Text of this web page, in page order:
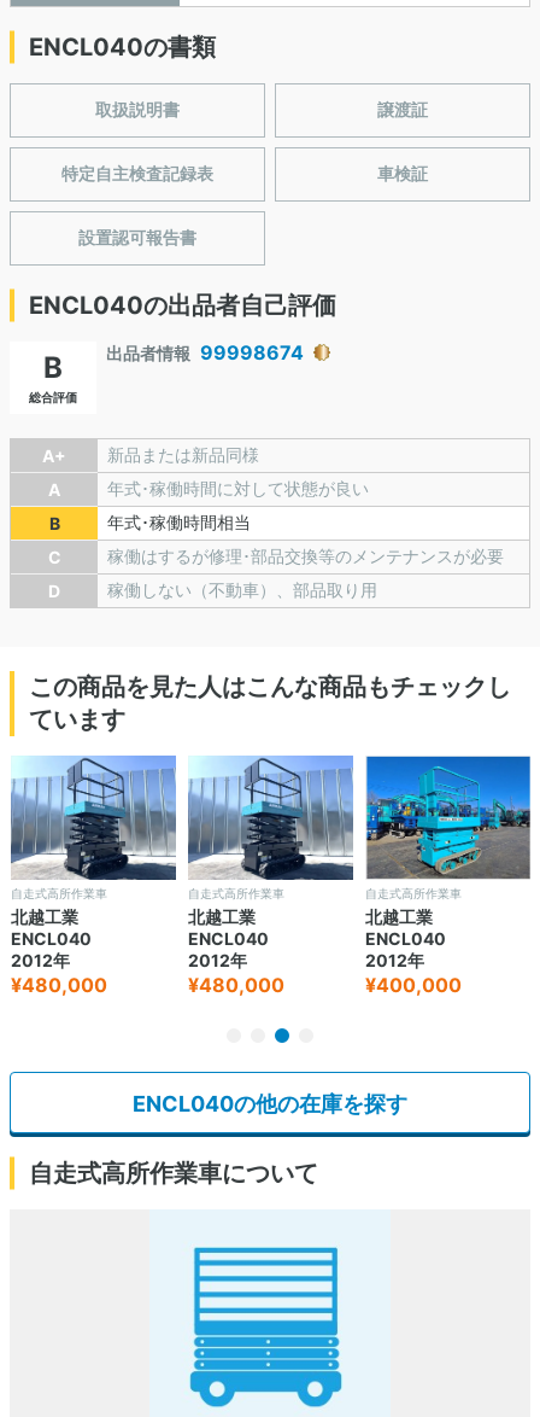
ENCL040の書類
取扱説明書 譲渡証
特定自主検査記録表 車検証
設置認可報告書
ENCL040の出品者自己評価
B
総合評価
出品者情報 99998674
A+
新品または新品同様
A
年式･稼働時間に対して状態が良い
B
年式･稼働時間相当
C
稼働はするが修理･部品交換等のメンテナンスが必要
D
稼働しない（不動車）、部品取り用
この商品を見た人はこんな商品もチェックし
ています
自走式高所作業車
北越工業
ENCL040
2012年
¥480,000
自走式高所作業車
北越工業
ENCL040
2012年
¥480,000
自走式高所作業車
北越工業
ENCL040
2012年
¥400,000
ENCL040の他の在庫を探す
自走式高所作業車について